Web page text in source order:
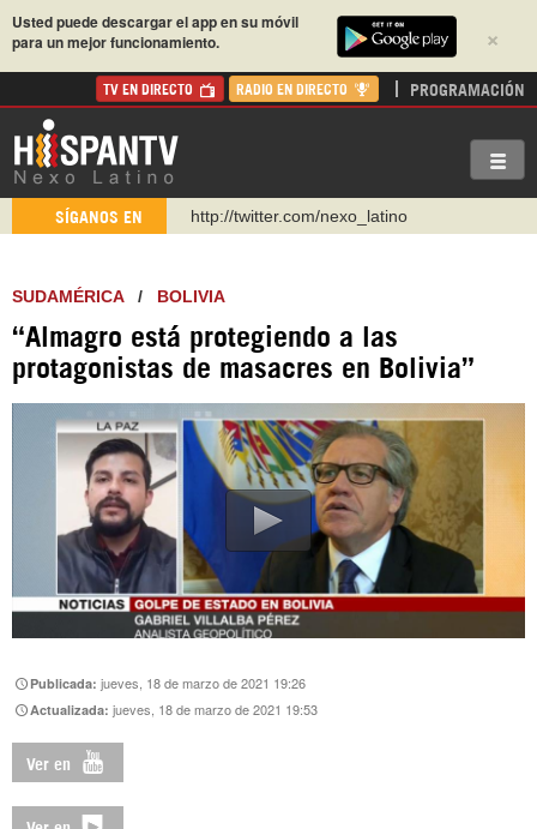
×
Usted puede descargar el app en su móvil
para un mejor funcionamiento.
TV EN DIRECTO RADIO EN DIRECTO PROGRAMACIÓN
SÍGANOS EN
http://twitter.com/nexo_latino
https://urmedium.com/c/hispantv
WhatsApp y Viber: +98 921 79 29 404
Instagram como: hispan_tv
https://www.youtube.com/@nexo_latino
SUDAMÉRICA/ BOLIVIA
“Almagro está protegiendo a las
protagonistas de masacres en Bolivia”
Publicada:jueves, 18 de marzo de 2021 19:26
Actualizada:jueves, 18 de marzo de 2021 19:53
Ver en
Ver en